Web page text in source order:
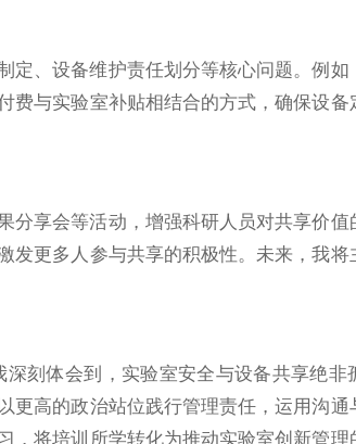
定、设备维护责任划分等核心问题。例如
费与实验室补贴相结合的方式，确保设备
分享会等活动，增强科研人员对共享价值
发更多人参与共享的积极性。未来，我将
刻体会到，实验室安全与设备共享绝非
更高的政治站位践行管理责任，运用沟通
，将培训所学转化为推动实验室创新管理